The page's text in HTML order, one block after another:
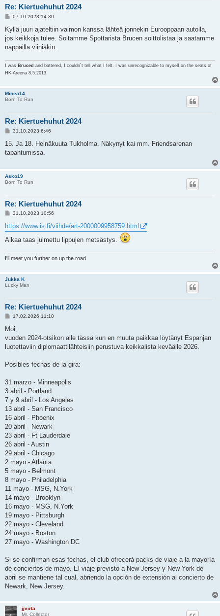
Re: Kiertuehuhut 2024
V
e
s
t
i
07.10.2023 14:30
Kyllä juuri ajateltiin vaimon kanssa lähteä jonnekin Eurooppaan autolla,
jos keikkoja tulee. Soitamme Spottarista Brucen soittolistaa ja saatamme
nappailla viiniäkin.
I was Bruced and battered, I couldn´t tell what I felt. I was unrecognizable to myself on the seats of
HK-Areena 8.5.2013
Minea14
Born To Run
Re: Kiertuehuhut 2024
V
e
t
31.10.2023 6:46
15. Ja 18. Heinäkuuta Tukholma. Näkynyt kai mm. Friendsarenan
tapahtumissa.
Asko19
Born To Run
Re: Kiertuehuhut 2024
V
e
s
t
i
31.10.2023 10:56
https://www.is.fi/viihde/art-2000009958759.html
Alkaa taas julmettu lippujen metsästys.
I'll meet you further on up the road
Jukka K
Lucky Man
Re: Kiertuehuhut 2024
V
e
t
i
17.02.2026 11:10
Moi,
vuoden 2024-otsikon alle tässä kun en muuta paikkaa löytänyt Espanjan
luotettaviin diplomaattilähteisiin perustuva keikkalista keväälle 2026.
Posibles fechas de la gira:
31 marzo - Minneapolis
3 abril - Portland
7 y 9 abril - Los Angeles
13 abril - San Francisco
16 abril - Phoenix
20 abril - Newark
23 abril - Ft Lauderdale
26 abril - Austin
29 abril - Chicago
2 mayo - Atlanta
5 mayo - Belmont
8 mayo - Philadelphia
11 mayo - MSG, N.York
14 mayo - Brooklyn
16 mayo - MSG, N.York
19 mayo - Pittsburgh
22 mayo - Cleveland
24 mayo - Boston
27 mayo - Washington DC
Si se confirman esas fechas, el club ofrecerá packs de viaje a la mayoría
de conciertos de mayo. El viaje previsto a New Jersey y New York de
abril se mantiene tal cual, abriendo la opción de extensión al concierto de
Newark, New Jersey.
jjvirta
Mr. Collector